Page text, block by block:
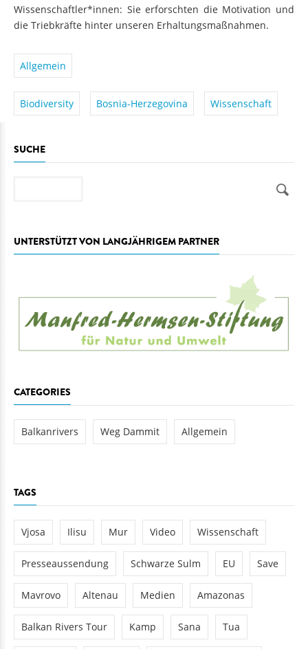
Wissenschaftler*innen: Sie erforschten die Motivation und
die Triebkräfte hinter unseren Erhaltungsmaßnahmen.
Allgemein
Biodiversity Bosnia-Herzegovina Wissenschaft
SUCHE
UNTERSTÜTZT VON LANGJÄHRIGEM PARTNER
CATEGORIES
Balkanrivers Weg Dammit Allgemein
TAGS
Vjosa Ilisu Mur Video Wissenschaft
Presseaussendung Schwarze Sulm EU Save
Mavrovo Altenau Medien Amazonas
Balkan Rivers Tour Kamp Sana Tua